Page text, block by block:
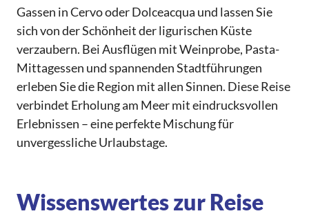
Gassen in Cervo oder Dolceacqua und lassen Sie
sich von der Schönheit der ligurischen Küste
verzaubern. Bei Ausflügen mit Weinprobe, Pasta-
Mittagessen und spannenden Stadtführungen
erleben Sie die Region mit allen Sinnen. Diese Reise
verbindet Erholung am Meer mit eindrucksvollen
Erlebnissen – eine perfekte Mischung für
unvergessliche Urlaubstage.
Wissenswertes zur Reise